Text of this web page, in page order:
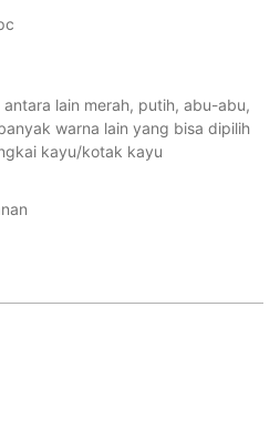
antara lain merah, putih, abu-abu,
warna lain yang bisa dipilih
kayu/kotak kayu